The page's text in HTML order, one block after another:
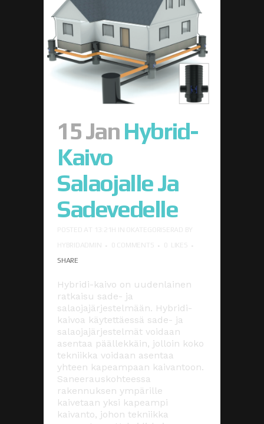
15 Jan Hybrid-
Kaivo
Salaojalle Ja
Sadevedelle
SHARE
Hybridi-kaivo on uudenlainen
ratkaisu sade- ja
salaojajärjestelmään. Hybridi-
kaivoa käytettäessä sade- ja
salaojajärjestelmät voidaan
asentaa päällekkäin, jolloin koko
tekniikka voidaan asentaa
yhteen kapeampaan kaivantoon.
Saneerauskohteessa
rakennuksen ympärille
kaivetaan yksi kapeampi
kaivanto, johon tekniikka